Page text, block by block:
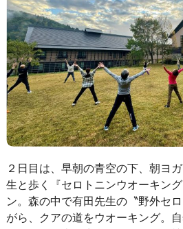
２日目は、早朝の青空の下、朝ヨ
生と歩く『セロトニンウオーキン
ン。森の中で有田先生の〝野外セ
がら、クアの道をウオーキング。